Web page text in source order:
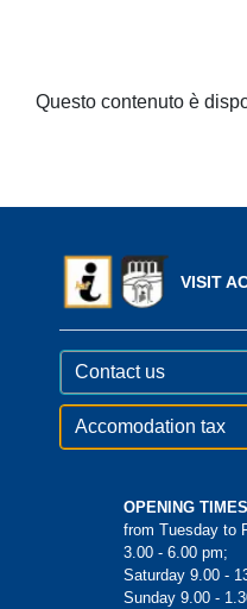
Questo contenuto è
VISIT
Contact us
Accomodation tax
OPENING
from Tuesday to
3.00 - 6.00 pm;
Saturday 9.00 -
Sunday 9.00 -